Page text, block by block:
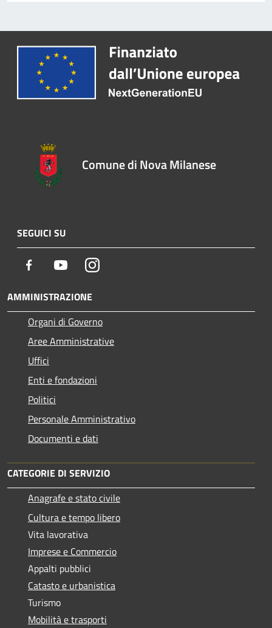
Comune di Nova Milanese
SEGUICI SU
Facebook YoutubeInstagram
AMMINISTRAZIONE
Organi di Governo
Aree Amministrative
Uffici
Enti e fondazioni
Politici
Personale Amministrativo
Documenti e dati
CATEGORIE DI SERVIZIO
Anagrafe e stato civile
Cultura e tempo libero
Vita lavorativa
Imprese e Commercio
Appalti pubblici
Catasto e urbanistica
Turismo
Mobilità e trasporti